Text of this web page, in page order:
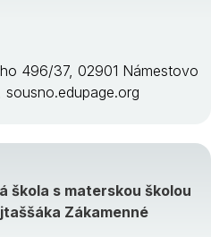
496/37, 02901 Námestovo
škola s materskou školou
Zákamenné